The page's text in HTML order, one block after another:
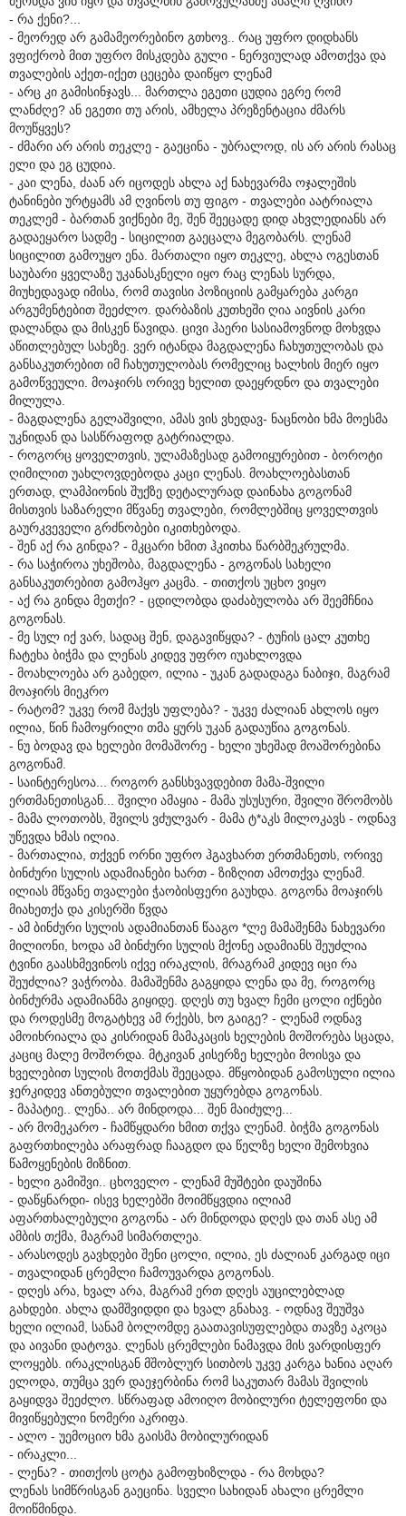
- რა ქენი?...
- მეორედ არ გამამეორებინო გთხოვ.. რაც უფრო დიდხანს
ვფიქრობ მით უფრო მისკდება გული - ნერვიულად ამოთქვა და
თვალების აქეთ-იქეთ ცეცება დაიწყო ლენამ
- არც კი გამისინჯავს... მართლა ეგეთი ცუდია ეგრე რომ
ლანძღე? ან ეგეთი თუ არის, ამხელა პრეზენტაცია ძმარს
მოუწყვეს?
- ძმარი არ არის თეკლე - გაეცინა - უბრალოდ, ის არ არის რასაც
ელი და ეგ ცუდია.
- კაი ლენა, ძაან არ იცოდეს ახლა აქ ნახევარმა ოჯალეშის
ტანინები ურტყამს ამ ღვინოს თუ ფიგო - თვალები აატრიალა
თეკლემ - ბართან ვიქნები მე, შენ შეეცადე დიდ ახვლედიანს არ
გადაეყარო სადმე - სიცილით გაეცალა მეგობარს. ლენამ
სიცილით გამოუყო ენა. მართალი იყო თეკლე, ახლა ოგესთან
საუბარი ყველაზე უკანასკნელი იყო რაც ლენას სურდა,
მიუხედავად იმისა, რომ თავისი პოზიციის გამყარება კარგი
არგუმენტებით შეეძლო. დარბაზის კუთხეში ღია აივნის კარი
დალანდა და მისკენ წავიდა. ცივი ჰაერი სასიამოვნოდ მოხვდა
აწითლებულ სახეზე. ვერ იტანდა მაგდალენა ჩახუთულობას და
განსაკუთრებით იმ ჩახუთულობას რომელიც ხალხის მიერ იყო
გამოწვეული. მოაჯირს ორივე ხელით დაეყრდნო და თვალები
მილულა.
- მაგდალენა გელაშვილი, ამას ვის ვხედავ- ნაცნობი ხმა მოესმა
უკნიდან და სასწრაფოდ გატრიალდა.
- როგორც ყოველთვის, ულამაზესად გამოიყურებით - ბოროტი
ღიმილით უახლოვდებოდა კაცი ლენას. მოახლოებასთან
ერთად, ლამპიონის შუქზე დეტალურად დაინახა გოგონამ
მისთვის საზარელი მწვანე თვალები, რომლებშიც ყოველთვის
გაურკვეველი გრძნობები იკითხებოდა.
- შენ აქ რა გინდა? - მკცარი ხმით ჰკითხა წარბშეკრულმა.
- რა საჭიროა უხეშობა, მაგდალენა - გოგონას სახელი
განსაკუთრებით გამოჰყო კაცმა. - თითქოს უცხო ვიყო
- აქ რა გინდა მეთქი? - ცდილობდა დაძაბულობა არ შეემჩნია
გოგონას.
- მე სულ იქ ვარ, სადაც შენ, დაგავიწყდა? - ტუჩის ცალ კუთხე
ჩატეხა ბიჭმა და ლენას კიდევ უფრო იუახლოვდა
- მოახლოება არ გაბედო, ილია - უკან გადადაგა ნაბიჯი, მაგრამ
მოაჯირს მიეკრო
- რატომ? უკვე რომ მაქვს უფლება? - უკვე ძალიან ახლოს იყო
ილია, წინ ჩამოყრილი თმა ყურს უკან გადაუწია გოგონას.
- ნუ ბოდავ და ხელები მომაშორე - ხელი უხეშად მოაშორებინა
გოგონამ.
- საინტერესოა... როგორ განსხვავდებით მამა-შვილი
ერთმანეთისგან... შვილი ამაყია - მამა უსუსური, შვილი შრომობს
- მამა ლოთობს, შვილს ვძულვარ - მამა ტ*აკს მილოკავს - ოდნავ
უწევდა ხმას ილია.
- მართალია, თქვენ ორნი უფრო ჰგავხართ ერთმანეთს, ორივე
ბინძური სულის ადამიანები ხართ - ზიზღით ამოთქვა ლენამ.
ილიას მწვანე თვალები ჭაობისფერი გაუხდა. გოგონა მოაჯირს
მიახეთქა და კისერში წვდა
- ამ ბინძური სულის ადამიანთან წააგო *ლე მამაშენმა ნახევარი
მილიონი, ხოდა ამ ბინძური სულის მქონე ადამიანს შეუძლია
ტვინი გაასხმევინოს იქვე ირაკლის, მრაგრამ კიდევ იცი რა
შეუძლია? ვაჭრობა. მამაშენმა გაგყიდა ლენა და მე, როგორც
ბინძურმა ადამიანმა გიყიდე. დღეს თუ ხვალ ჩემი ცოლი იქნები
და როდესმე მოგატხევ ამ რქებს, ხო გაიგე? - ლენამ ოდნავ
ამოიხრიალა და კისრიდან მამაკაცის ხელების მოშორება სცადა,
კაციც მალე მოშორდა. მტკივან კისერზე ხელები მოისვა და
ხველებით სულის მოთქმას შეეცადა. მწყობიდან გამოსული ილია
ჯერკიდევ ანთებული თვალებით უყურებდა გოგონას.
- მაპატიე.. ლენა.. არ მინდოდა... შენ მაიძულე...
- არ მომეკარო - ჩამწყდარი ხმით თქვა ლენამ. ბიჭმა გოგონას
გაფრთხილება არაფრად ჩააგდო და წელზე ხელი შემოხვია
წამოყენების მიზნით.
- ხელი გამიშვი.. ცხოველო - ლენამ მუშტები დაუშინა
- დაწყნარდი- ისევ ხელებში მოიმწყვდია ილიამ
აფართხალებული გოგონა - არ მინდოდა დღეს და თან ასე ამ
ამბის თქმა, მაგრამ სიმართლეა.
- არასოდეს გავხდები შენი ცოლი, ილია, ეს ძალიან კარგად იცი
- თვალიდან ცრემლი ჩამოუვარდა გოგონას.
- დღეს არა, ხვალ არა, მაგრამ ერთ დღეს აუცილებლად
გახდები. ახლა დამშვიდდი და ხვალ გნახავ. - ოდნავ შეუშვა
ხელი ილიამ, სანამ ბოლომდე გაათავისუფლებდა თავზე აკოცა
და აივანი დატოვა. ლენას ცრემლები ნამავდა მის ვარდისფერ
ლოყებს. ირაკლისგან მშობლურ სითბოს უკვე კარგა ხანია აღარ
ელოდა, თუმცა ვერ დაეჯერბინა რომ საკუთარ მამას შვილის
გაყიდვა შეეძლო. სწრაფად ამოიღო მობილური ტელეფონი და
მივიწყებული ნომერი აკრიფა.
- ალო - უემოციო ხმა გაისმა მობილურიდან
- ირაკლი...
- ლენა? - თითქოს ცოტა გამოფხიზლდა - რა მოხდა?
ლენას სიმწრისგან გაეცინა. სველი სახიდან ახალი ცრემლი
მოიწმინდა.